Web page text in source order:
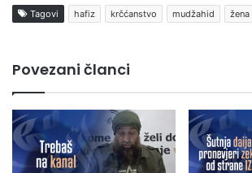
Tagovi hafiz krčćanstvo mudžahid žena
Povezani članci